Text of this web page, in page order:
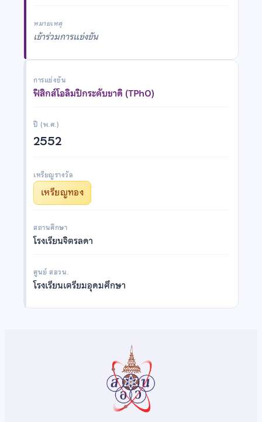
หมายเหตุ
เข้าร่วมการแข่งขัน
การแข่งขัน
ฟิสิกส์โอลิมปิกระดับชาติ (TPhO)
ปี (พ.ศ.)
2552
เหรียญรางวัล
เหรียญทอง
สถานศึกษา
โรงเรียนจิตรลดา
ศูนย์ สอวน.
โรงเรียนเตรียมอุดมศึกษา